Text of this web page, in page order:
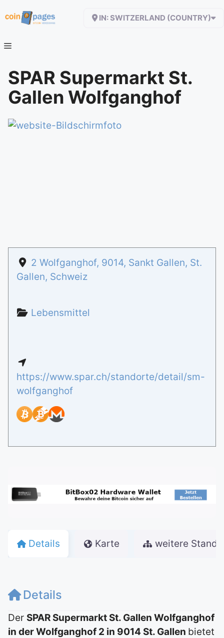
Inhalt
IN: SWITZERLAND (COUNTRY)
SPAR Supermarkt St.
Gallen Wolfganghof
2 Wolfganghof, 9014, Sankt Gallen, St.
Gallen, Schweiz
Lebensmittel
https://www.spar.ch/standorte/detail/sm-
wolfganghof
Details Karte weitere
Details
Der SPAR Supermarkt St. Gallen Wolfganghof
in der Wolfganghof 2 in 9014 St. Gallen bietet